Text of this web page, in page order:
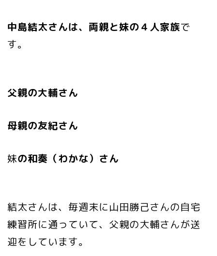
中島結太さんは、両親と妹の４人家族で
す。
父親の大輔さん
母親の友紀さん
妹の和奏（わかな）さん
結太さんは、毎週末に山田勝己さんの自宅
練習所に通っていて、父親の大輔さんが送
迎をしています。